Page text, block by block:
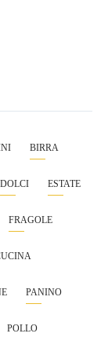
BIRRA
DOLCI ESTATE
FRAGOLE
PANINO
POLLO